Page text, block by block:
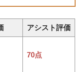
アシスト評価
70点